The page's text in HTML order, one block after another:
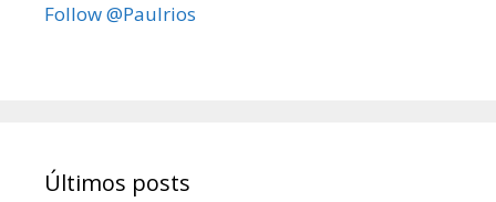
Follow @Paulrios
Últimos posts